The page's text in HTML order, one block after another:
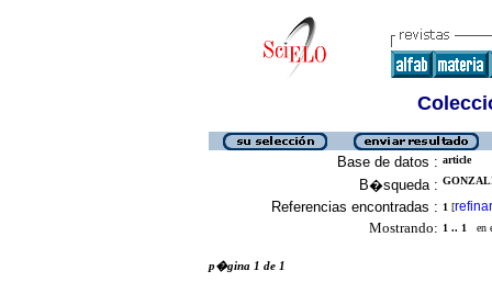
Base de datos : article
B�squeda :
Referencias encontradas : 1 [refinar
Mostrando: 1 .. 1 en
p�gina 1 de 1